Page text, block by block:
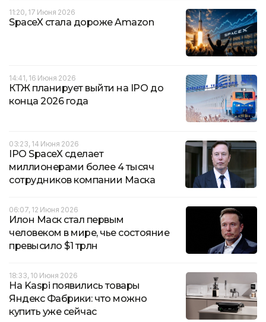
11:20, 17 Июня 2026
SpaceX стала дороже Amazon
14:41, 16 Июня 2026
КТЖ планирует выйти на IPO до
конца 2026 года
03:23, 14 Июня 2026
IPO SpaceX сделает
миллионерами более 4 тысяч
сотрудников компании Маска
06:07, 12 Июня 2026
Илон Маск стал первым
человеком в мире, чье состояние
превысило $1 трлн
18:33, 10 Июня 2026
На Kaspi появились товары
Яндекс Фабрики: что можно
купить уже сейчас